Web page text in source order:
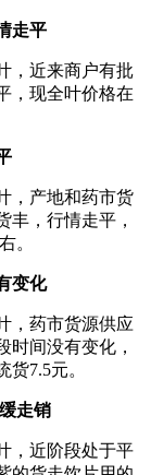
走平
，近来商户有批
，现全叶价格在
，产地和药市货
丰，行情走平，
。
变化
，药市货源供应
时间没有变化，
7.5元。
走销
，近阶段处于平